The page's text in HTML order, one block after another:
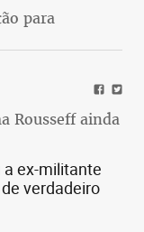
para
Rousseff ainda
ex-militante
verdadeiro